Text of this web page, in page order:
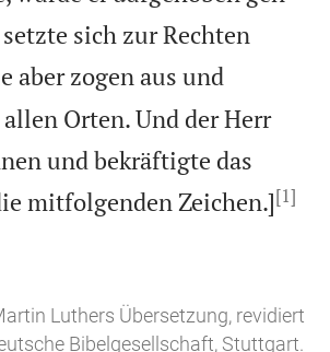
sich zur Rechten
aber zogen aus und
Orten. Und der Herr
und bekräftigte das
mitfolgenden Zeichen.][1]
Luthers Übersetzung, revidiert
Bibelgesellschaft, Stuttgart.